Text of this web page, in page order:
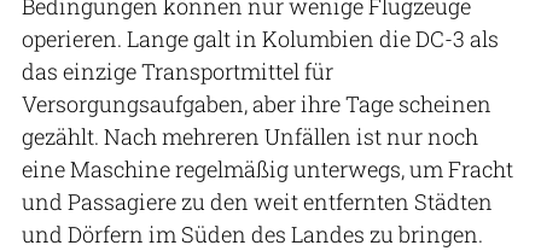
Bedingungen können nur wenige Flugzeuge
operieren. Lange galt in Kolumbien die DC-3 als
das einzige Transportmittel für
Versorgungsaufgaben, aber ihre Tage scheinen
gezählt. Nach mehreren Unfällen ist nur noch
eine Maschine regelmäßig unterwegs, um Fracht
und Passagiere zu den weit entfernten Städten
und Dörfern im Süden des Landes zu bringen.